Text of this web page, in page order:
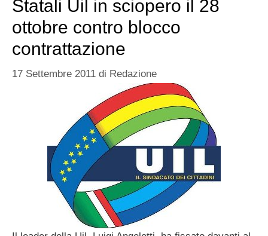
Statali Uil in sciopero il 28
ottobre contro blocco
contrattazione
17 Settembre 2011 di Redazione